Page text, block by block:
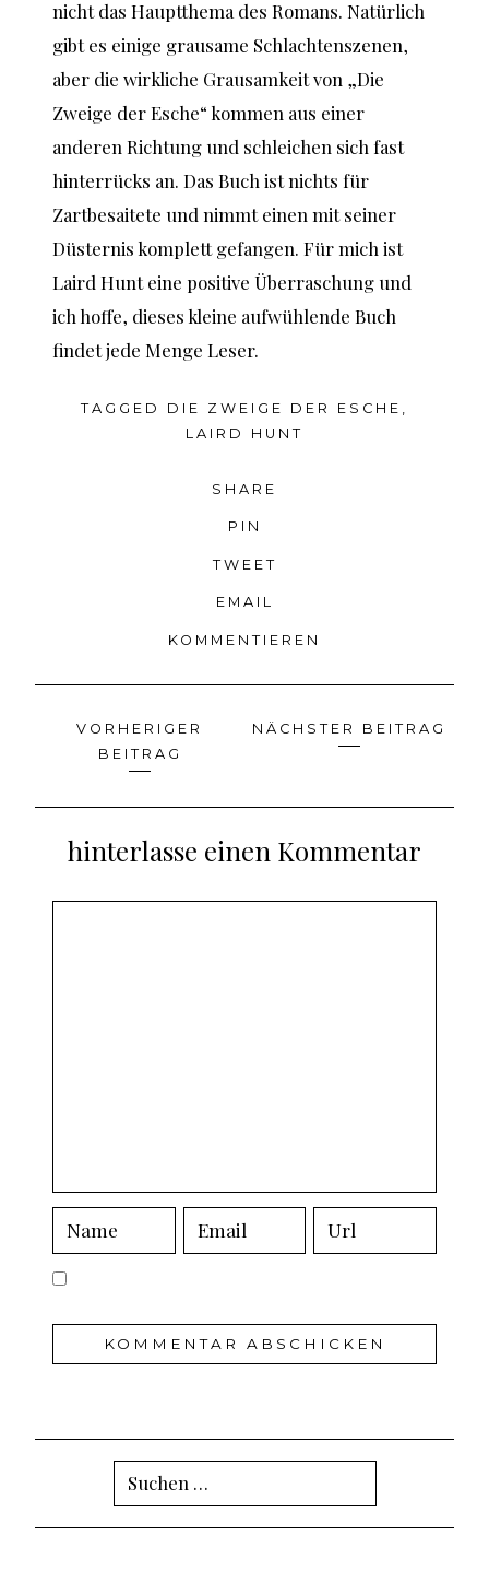
nicht das Hauptthema des Romans. Natürlich
gibt es einige grausame Schlachtenszenen,
aber die wirkliche Grausamkeit von „Die
Zweige der Esche“ kommen aus einer
anderen Richtung und schleichen sich fast
hinterrücks an. Das Buch ist nichts für
Zartbesaitete und nimmt einen mit seiner
Düsternis komplett gefangen. Für mich ist
Laird Hunt eine positive Überraschung und
ich hoffe, dieses kleine aufwühlende Buch
findet jede Menge Leser.
TAGGED DIE ZWEIGE DER ESCHE
LAIRD HUNT
SHARE
PIN
TWEET
EMAIL
KOMMENTIEREN
Beitragsnavigation
VORHERIGER
BEITRAG
NÄCHSTER BEITRAG
hinterlasse einen Kommentar
Suchen
nach: